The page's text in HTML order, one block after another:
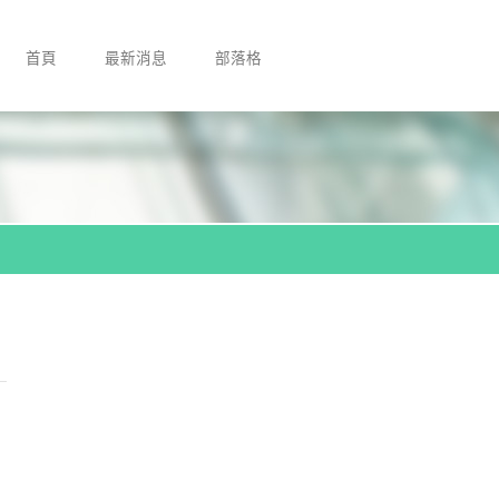
首頁 最新消息 部落格